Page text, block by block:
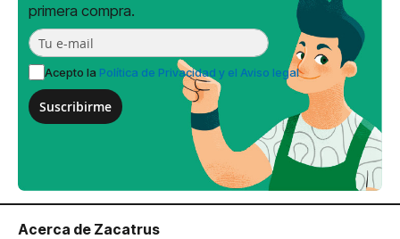
primera compra.
Acepto la Política de Privacidad y el Aviso legal
Suscribirme
Acerca de Zacatrus